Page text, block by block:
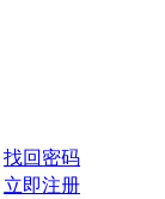
找回密码
立即注册